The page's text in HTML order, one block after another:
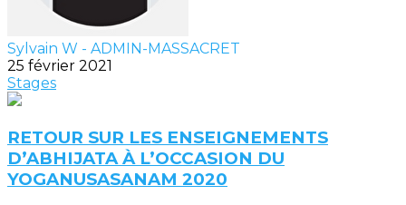
Sylvain W - ADMIN-MASSACRET
25 février 2021
Stages
RETOUR SUR LES ENSEIGNEMENTS
D’ABHIJATA À L’OCCASION DU
YOGANUSASANAM 2020